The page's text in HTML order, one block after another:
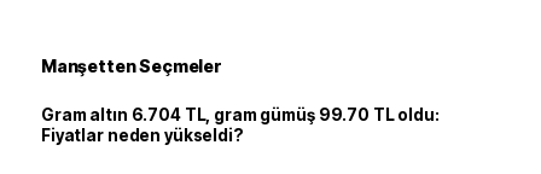
Manşetten Seçmeler
Gram altın 6.704 TL, gram gümüş 99.70 TL oldu:
Fiyatlar neden yükseldi?